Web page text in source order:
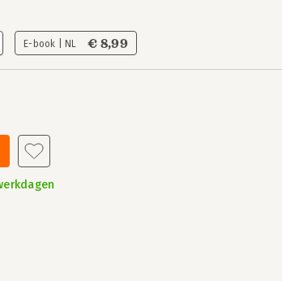
E-book | NL € 8,99